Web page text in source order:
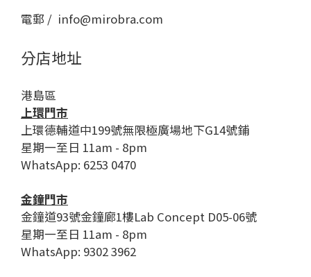
電郵 / info@mirobra.com
分店地址
港島區
上環門市
上環德輔道中199號無限極廣場地下G14號鋪
星期一至日 11am - 8pm
WhatsApp: 6253 0470
金鐘門市
金鐘道93號金鐘廊1樓Lab Concept D05-06號
星期一至日 11am - 8pm
WhatsApp: 9302 3962